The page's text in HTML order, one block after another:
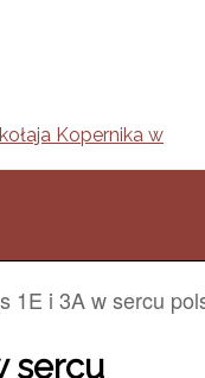
Kopernika w
1E i 3A w sercu
sercu